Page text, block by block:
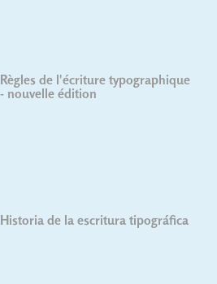
Règles de l'écriture typographique
- nouvelle édition
Historia de la escritura tipográfica